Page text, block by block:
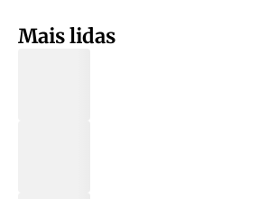
Mais lidas